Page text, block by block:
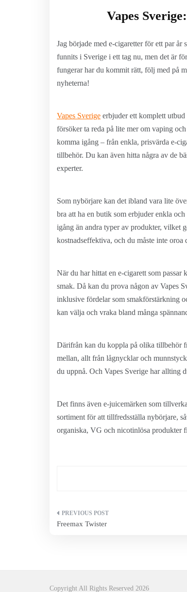
Vapes
Jag började med e-cigaretter för ett par år
funnits i Sverige i ett tag nu, men det är
fungerar har du kommit rätt, följ med på
nyheterna!
Vapes Sverige erbjuder ett komplett
försöker ta reda på lite mer om vaping
komma igång – från enkla, prisvärda e-
tillbehör. Du kan även hitta några av de
experter.
Som nybörjare kan det ibland vara lite
bra att ha en butik som erbjuder enkla
igång än andra typer av produkter, vilket
kostnadseffektiva, och du måste inte
När du har hittat en e-cigarett som passar
smak. Då kan du prova någon av Vapes
inklusive fördelar som smakförstärkning
kan välja och vraka bland många
Därifrån kan du koppla på olika tillbehör
mellan, allt från lågnycklar och
du uppnå. Och Vapes Sverige har allting
Det finns även e-juicemärken som
sortiment för att tillfredsställa nybörjare,
organiska, VG och nicotinlösa produkter
Inläggsnavigering
Freemax Twister
Copyright All Rights Reserved 2026